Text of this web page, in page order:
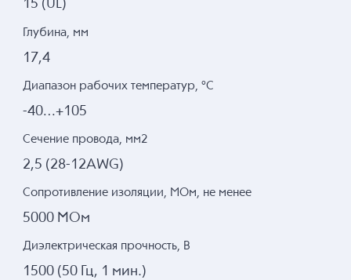
15 (UL)
Глубина, мм
17,4
Диапазон рабочих температур, °C
-40…+105
Сечение провода, мм2
2,5 (28-12AWG)
Сопротивление изоляции, МОм, не менее
5000 МОм
Диэлектрическая прочность, В
1500 (50 Гц, 1 мин.)